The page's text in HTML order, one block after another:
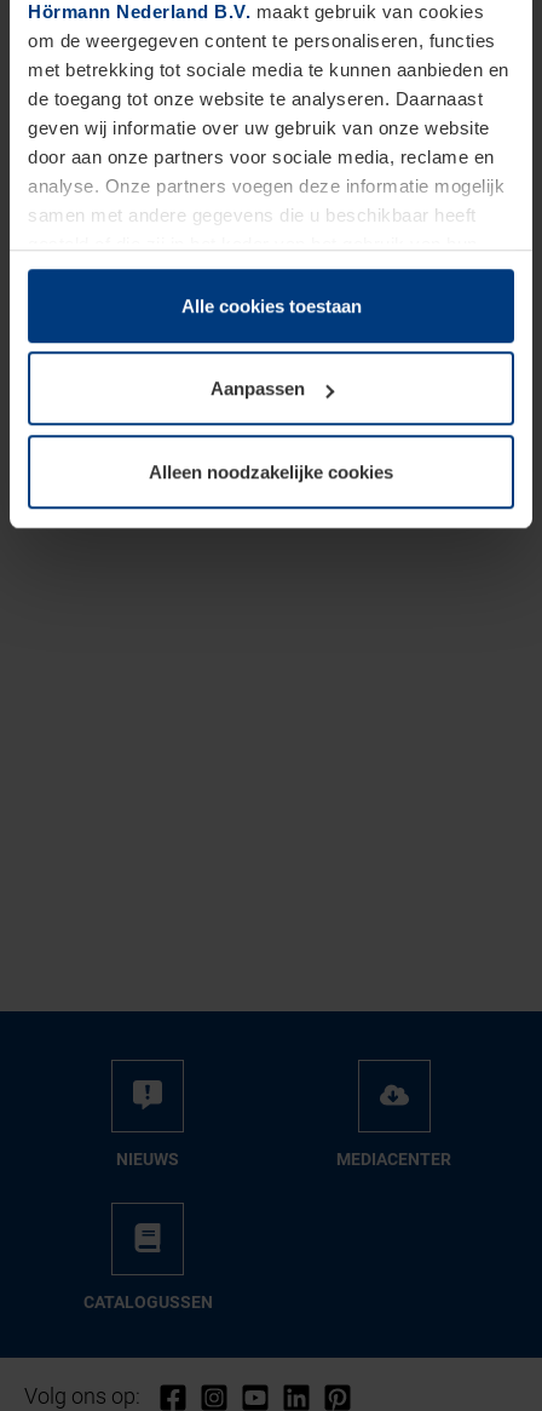
Hörmann Nederland B.V. maakt gebruik van cookies
om de weergegeven content te personaliseren, functies
met betrekking tot sociale media te kunnen aanbieden en
de toegang tot onze website te analyseren. Daarnaast
geven wij informatie over uw gebruik van onze website
door aan onze partners voor sociale media, reclame en
analyse. Onze partners voegen deze informatie mogelijk
samen met andere gegevens die u beschikbaar heeft
dienstverlening hebben verzameld.
Juridisch zijn wij gerechtigd om cookies op uw computer
onze pagina's absoluut noodzakelijk is. Voor alle andere
soorten cookies is uw toestemming vereist. Uw
toestemming kunt u op elk moment bij de uitleg van de
wijzigen of herroepen.
Alle cookies toestaan
Aanpassen
Alleen noodzakelijke cookies
NIEUWS ME­DIA­CEN­TER
CA­TA­LO­GUS­SEN
Volg ons op: